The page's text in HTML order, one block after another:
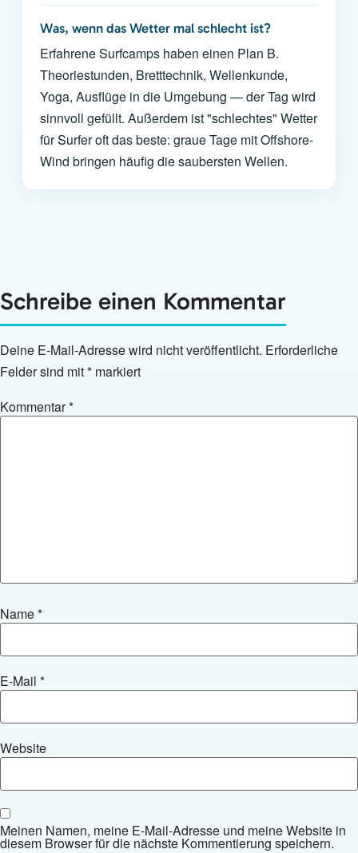
Was, wenn das Wetter mal schlecht ist?
Erfahrene Surfcamps haben einen Plan B.
Theoriestunden, Bretttechnik, Wellenkunde,
Yoga, Ausflüge in die Umgebung — der Tag wird
sinnvoll gefüllt. Außerdem ist "schlechtes" Wetter
für Surfer oft das beste: graue Tage mit Offshore-
Wind bringen häufig die saubersten Wellen.
Schreibe einen Kommentar
Deine E-Mail-Adresse wird nicht veröffentlicht. Erforderliche
Felder sind mit* markiert
Kommentar*
Name*
E-Mail *
Website
Meinen Namen, meine E-Mail-Adresse und meine Website in
diesem Browser für die nächste Kommentierung speichern.